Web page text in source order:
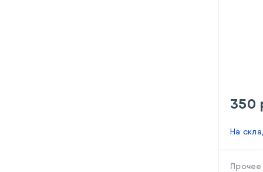
350
На
Прочее